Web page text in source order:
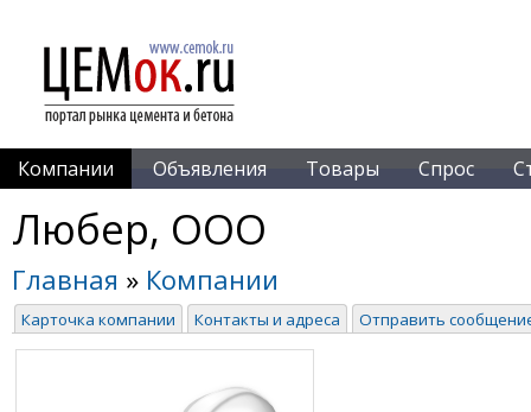
Компании Объявления Товары Спрос
Любер, ООО
Главная » Компании
Карточка компании Контакты и адреса Отправить